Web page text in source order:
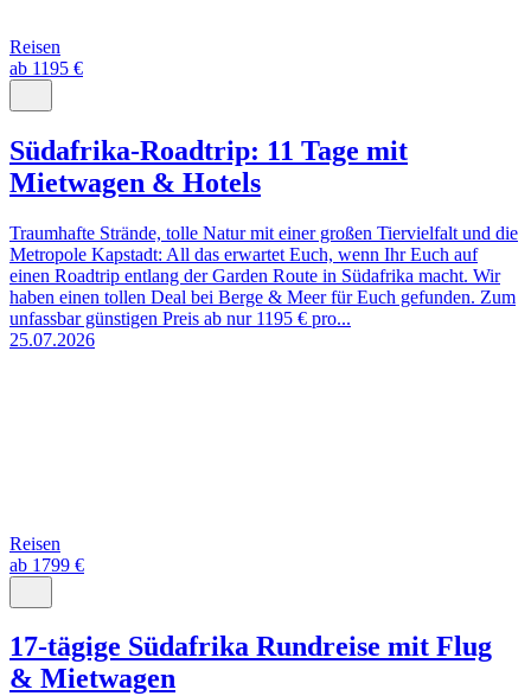
Reisen
ab 1195 €
Südafrika-Roadtrip: 11 Tage mit
Mietwagen & Hotels
Traumhafte Strände, tolle Natur mit einer großen Tiervielfalt und die
Metropole Kapstadt: All das erwartet Euch, wenn Ihr Euch auf
einen Roadtrip entlang der Garden Route in Südafrika macht. Wir
haben einen tollen Deal bei Berge & Meer für Euch gefunden. Zum
unfassbar günstigen Preis ab nur 1195 € pro...
25.07.2026
Reisen
ab 1799 €
17-tägige Südafrika Rundreise mit Flug
& Mietwagen